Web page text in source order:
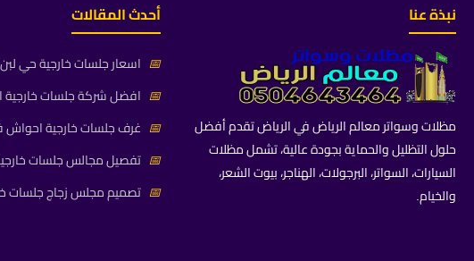
نبذة عنا
مظلات وسواتر معالم الرياض في الرياض تقدم أفضل
حلول التظليل والحماية بجودة عالية، تشمل مظلات
السيارات، السواتر، البرجولات، الهناجر، بيوت الشعر،
والخيام.
أحدث المقالات
📅 اسعار جلسات خارجية حي
📅 افضل شركة جلسات خارجية
📅 غرف جلسات خارجية
📅 تفصيل مجالس جلسات
📅 تصميم مجلس زجاج جلسات